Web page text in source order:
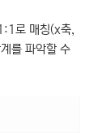
로 매칭(x축,
를 파악할 수